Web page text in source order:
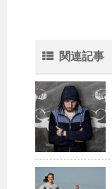
関連記事